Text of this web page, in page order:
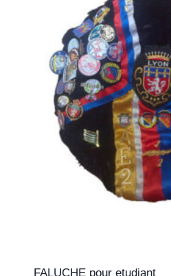
FALUCHE pour etudiant